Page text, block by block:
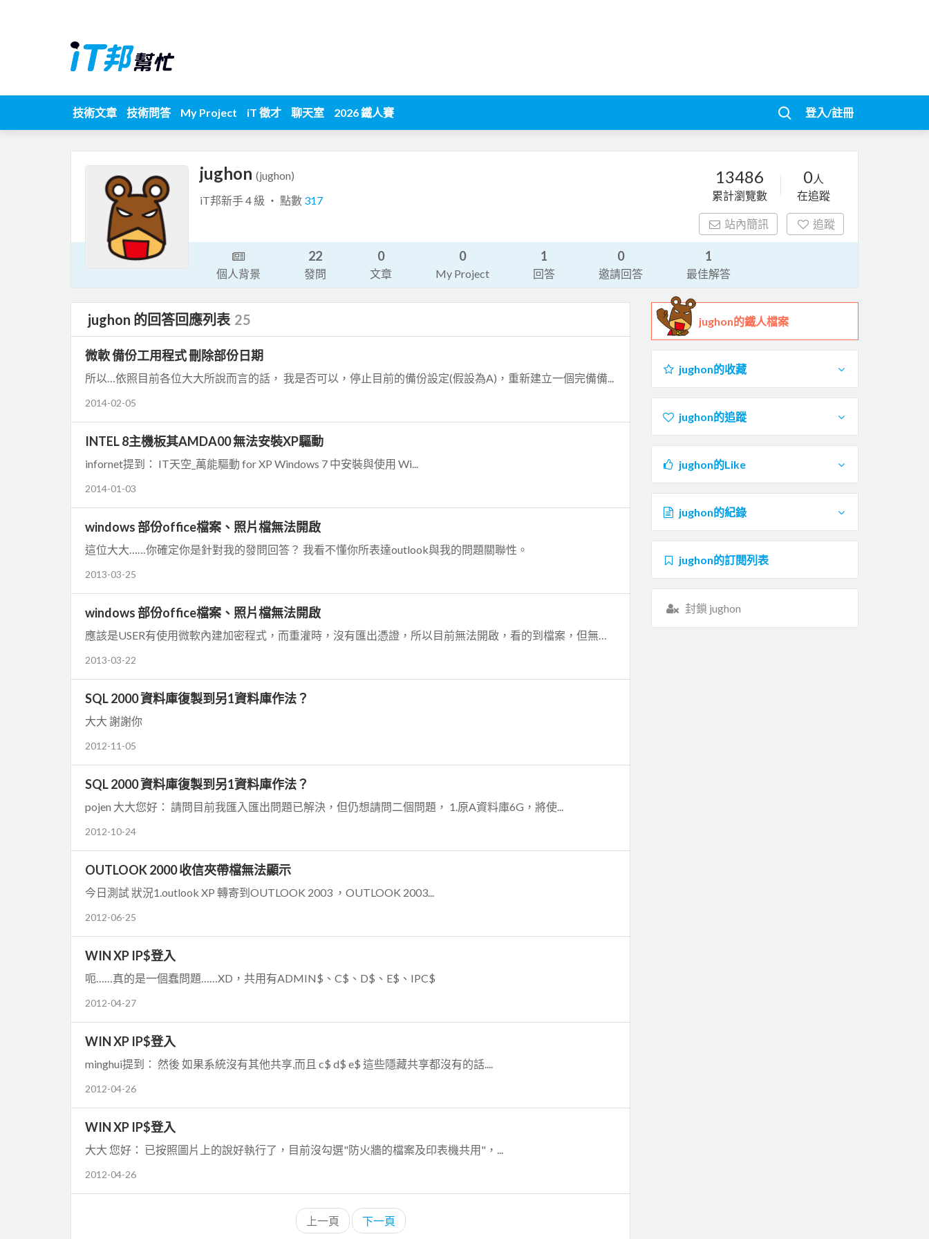
技術文章 技術問答 My Project iT 徵才 聊天室 2026 鐵人賽 登入/註冊
jughon (jughon)
iT邦新手 4 級 ‧ 點數 317
13486
累計瀏覽數
0人
在追蹤
站內簡訊 追蹤
個人背景
22
發問
0
文章
0
My Project
1
回答
0
邀請回答
1
最佳解答
jughon 的回答回應列表 25
微軟 備份工用程式 刪除部份日期
所以…依照目前各位大大所說而言的話， 我是否可以，停止目前的備份設定(假設為A)，重新建立一個完備備...
2014-02-05
INTEL 8主機板其AMDA00 無法安裝XP驅動
infornet提到： IT天空_萬能驅動 for XP Windows 7 中安裝與使用 Wi...
2014-01-03
windows 部份office檔案、照片檔無法開啟
這位大大……你確定你是針對我的發問回答？ 我看不懂你所表達outlook與我的問題關聯性。
2013-03-25
windows 部份office檔案、照片檔無法開啟
2013-03-22
SQL 2000 資料庫復製到另1資料庫作法？
大大 謝謝你
2012-11-05
SQL 2000 資料庫復製到另1資料庫作法？
pojen 大大您好： 請問目前我匯入匯出問題已解決，但仍想請問二個問題， 1.原A資料庫6G，將使...
2012-10-24
OUTLOOK 2000 收信夾帶檔無法顯示
今日測試 狀況1.outlook XP 轉寄到OUTLOOK 2003 ，OUTLOOK 2003...
2012-06-25
WIN XP IP$登入
呃……真的是一個蠢問題……XD，共用有ADMIN$、C$、D$、E$、IPC$
2012-04-27
WIN XP IP$登入
minghui提到： 然後 如果系統沒有其他共享,而且 c$ d$ e$ 這些隱藏共享都沒有的話....
2012-04-26
WIN XP IP$登入
大大 您好： 已按照圖片上的說好執行了，目前沒勾選"防火牆的檔案及印表機共用"，...
2012-04-26
上一頁 下一頁
jughon的鐵人檔案
jughon的收藏
jughon的追蹤
jughon的Like
jughon的紀錄
jughon的訂閱列表
封鎖 jughon